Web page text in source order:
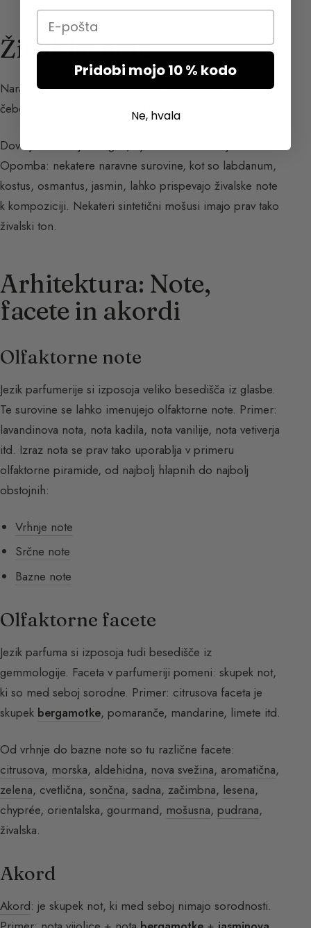
Živalske note
Naravne živalske note so: mošus,kastoreum, cibet,
čebelji vosek, hyraceum,
jantar gris
Dovoljeni so le jantar gris, hyraceum in čebelji vosek.
Opomba: nekatere naravne surovine, kot so labdanum,
kostus, osmantus, jasmin, lahko prispevajo živalske note
k kompoziciji. Nekateri sintetični mošusi imajo prav tako
živalski ton.
Arhitektura: Note,
facete in akordi
Olfaktorne note
Jezik parfumerije si izposoja veliko besedišča iz glasbe.
Te surovine se lahko imenujejo olfaktorne note. Primer:
lavandinova nota, nota kadila, nota vanilije, nota vetiverja
itd. Izraz nota se prav tako uporablja v primeru
olfaktorne piramide, od najbolj hlapnih do najbolj
obstojnih:
Vrhnje note
Srčne note
Bazne note
Olfaktorne facete
Jezik parfuma si izposoja tudi besedišče iz
gemmologije. Faceta v parfumeriji pomeni: skupek not,
ki so med seboj sorodne. Primer: citrusova faceta je
skupek bergamotke, pomaranče, mandarine, limete itd.
Od vrhnje do bazne note so tu različne facete:
citrusova, morska, aldehidna, nova svežina, aromatična,
zelena, cvetlična, sončna, sadna, začimbna, lesena,
chyprée, orientalska, gourmand, mošusna, pudrana,
živalska.
Akord
Akord: je skupek not, ki med seboj nimajo sorodnosti.
Email
Pridobi mojo 10 % kodo
Ne, hvala